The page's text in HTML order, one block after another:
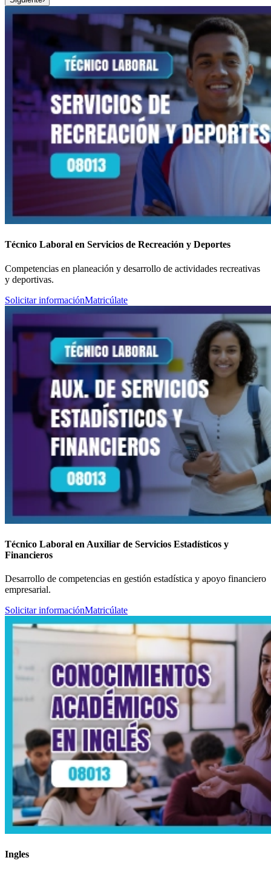
Técnico Laboral en Servicios de Recreación y Deportes
Competencias en planeación y desarrollo de actividades recreativas
y deportivas.
Solicitar informaciónMatricúlate
Técnico Laboral en Auxiliar de Servicios Estadísticos y
Financieros
Desarrollo de competencias en gestión estadística y apoyo financiero
empresarial.
Solicitar informaciónMatricúlate
Ingles